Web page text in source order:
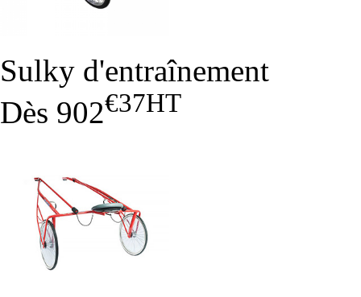
Sulky d'entraînement
Dès 902€37HT